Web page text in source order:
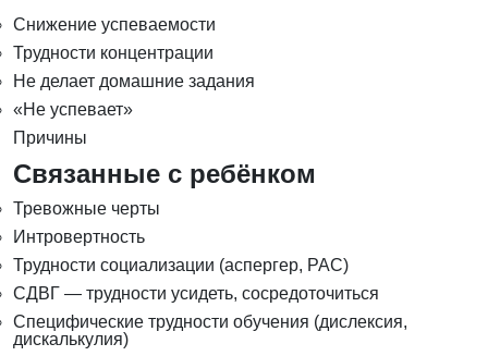
Снижение успеваемости
Трудности концентрации
Не делает домашние задания
«Не успевает»
Причины
Связанные с ребёнком
Тревожные черты
Интровертность
Трудности социализации (аспергер, РАС)
СДВГ — трудности усидеть, сосредоточиться
Специфические трудности обучения (дислексия,
дискалькулия)